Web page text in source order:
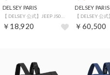
DELSEY PARIS
￥18,920
DELSEY PARIS
￥60,500